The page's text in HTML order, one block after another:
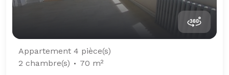
Appartement 4 pièce(s)
2 chambre(s)
70 m²